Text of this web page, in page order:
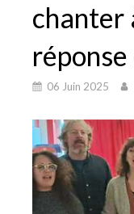
chanter
06 Juin 2025